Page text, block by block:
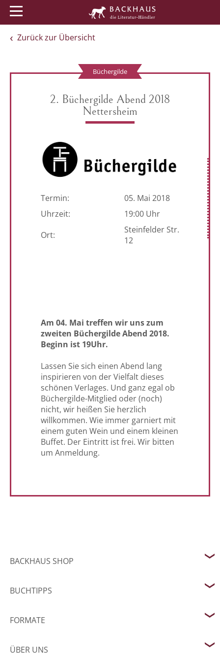
Zurück zur Übersicht
Büchergilde
2. Büchergilde Abend 2018
Nettersheim
Termin:
05. Mai 2018
Uhrzeit:
19:00 Uhr
Ort:
Steinfelder Str.
12
Am 04. Mai treffen wir uns zum
zweiten Büchergilde Abend 2018.
Beginn ist 19Uhr.
Lassen Sie sich einen Abend lang
inspirieren von der Vielfalt dieses
schönen Verlages. Und ganz egal ob
Büchergilde-Mitglied oder (noch)
nicht, wir heißen Sie herzlich
willkommen. Wie immer garniert mit
einem guten Wein und einem kleinen
Buffet. Der Eintritt ist frei. Wir bitten
um Anmeldung.
BACKHAUS SHOP
BUCHTIPPS
FORMATE
ÜBER UNS